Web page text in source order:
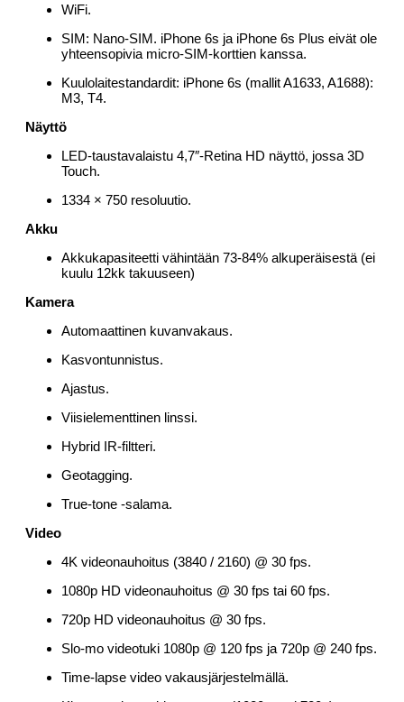
WiFi.
SIM: Nano-SIM. iPhone 6s ja iPhone 6s Plus eivät ole
yhteensopivia micro-SIM-korttien kanssa.
Kuulolaitestandardit: iPhone 6s (mallit A1633, A1688):
M3, T4.
Näyttö
LED-taustavalaistu 4,7″-Retina HD näyttö, jossa 3D
Touch.
1334 × 750 resoluutio.
Akku
Akkukapasiteetti vähintään 73-84% alkuperäisestä (ei
kuulu 12kk takuuseen)
Kamera
Automaattinen kuvanvakaus.
Kasvontunnistus.
Ajastus.
Viisielementtinen linssi.
Hybrid IR-filtteri.
Geotagging.
True-tone -salama.
Video
4K videonauhoitus (3840 / 2160) @ 30 fps.
1080p HD videonauhoitus @ 30 fps tai 60 fps.
720p HD videonauhoitus @ 30 fps.
Slo-mo videotuki 1080p @ 120 fps ja 720p @ 240 fps.
Time-lapse video vakausjärjestelmällä.